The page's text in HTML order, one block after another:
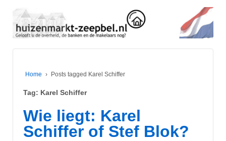
Home › Posts tagged Karel Schiffer
Tag: Karel Schiffer
Wie liegt: Karel
Schiffer of Stef Blok?